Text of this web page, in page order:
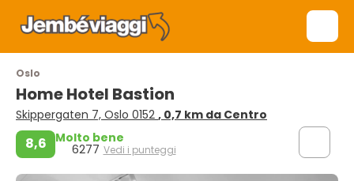
Oslo
Home Hotel Bastion
Skippergaten 7, Oslo 0152 , 0,7 km da Centro
8,6 Molto bene
6277 Vedi i punteggi